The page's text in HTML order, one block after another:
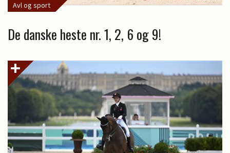
Avl og sport
De danske heste nr. 1, 2, 6 og 9!